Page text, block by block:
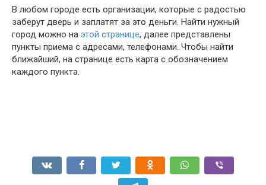
В любом городе есть организации, которые с радостью
заберут дверь и заплатят за это деньги. Найти нужный
город можно на этой странице, далее представлены
пункты приема с адресами, телефонами. Чтобы найти
ближайший, на странице есть карта с обозначением
каждого пункта.